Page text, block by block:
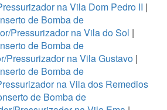
na Vila Dom Pedro II |
de Bomba de
Pressurizador na Vila do Sol |
de Bomba de
Pressurizador na Vila Gustavo |
de Bomba de
na Vila dos Remedios
de Bomba de